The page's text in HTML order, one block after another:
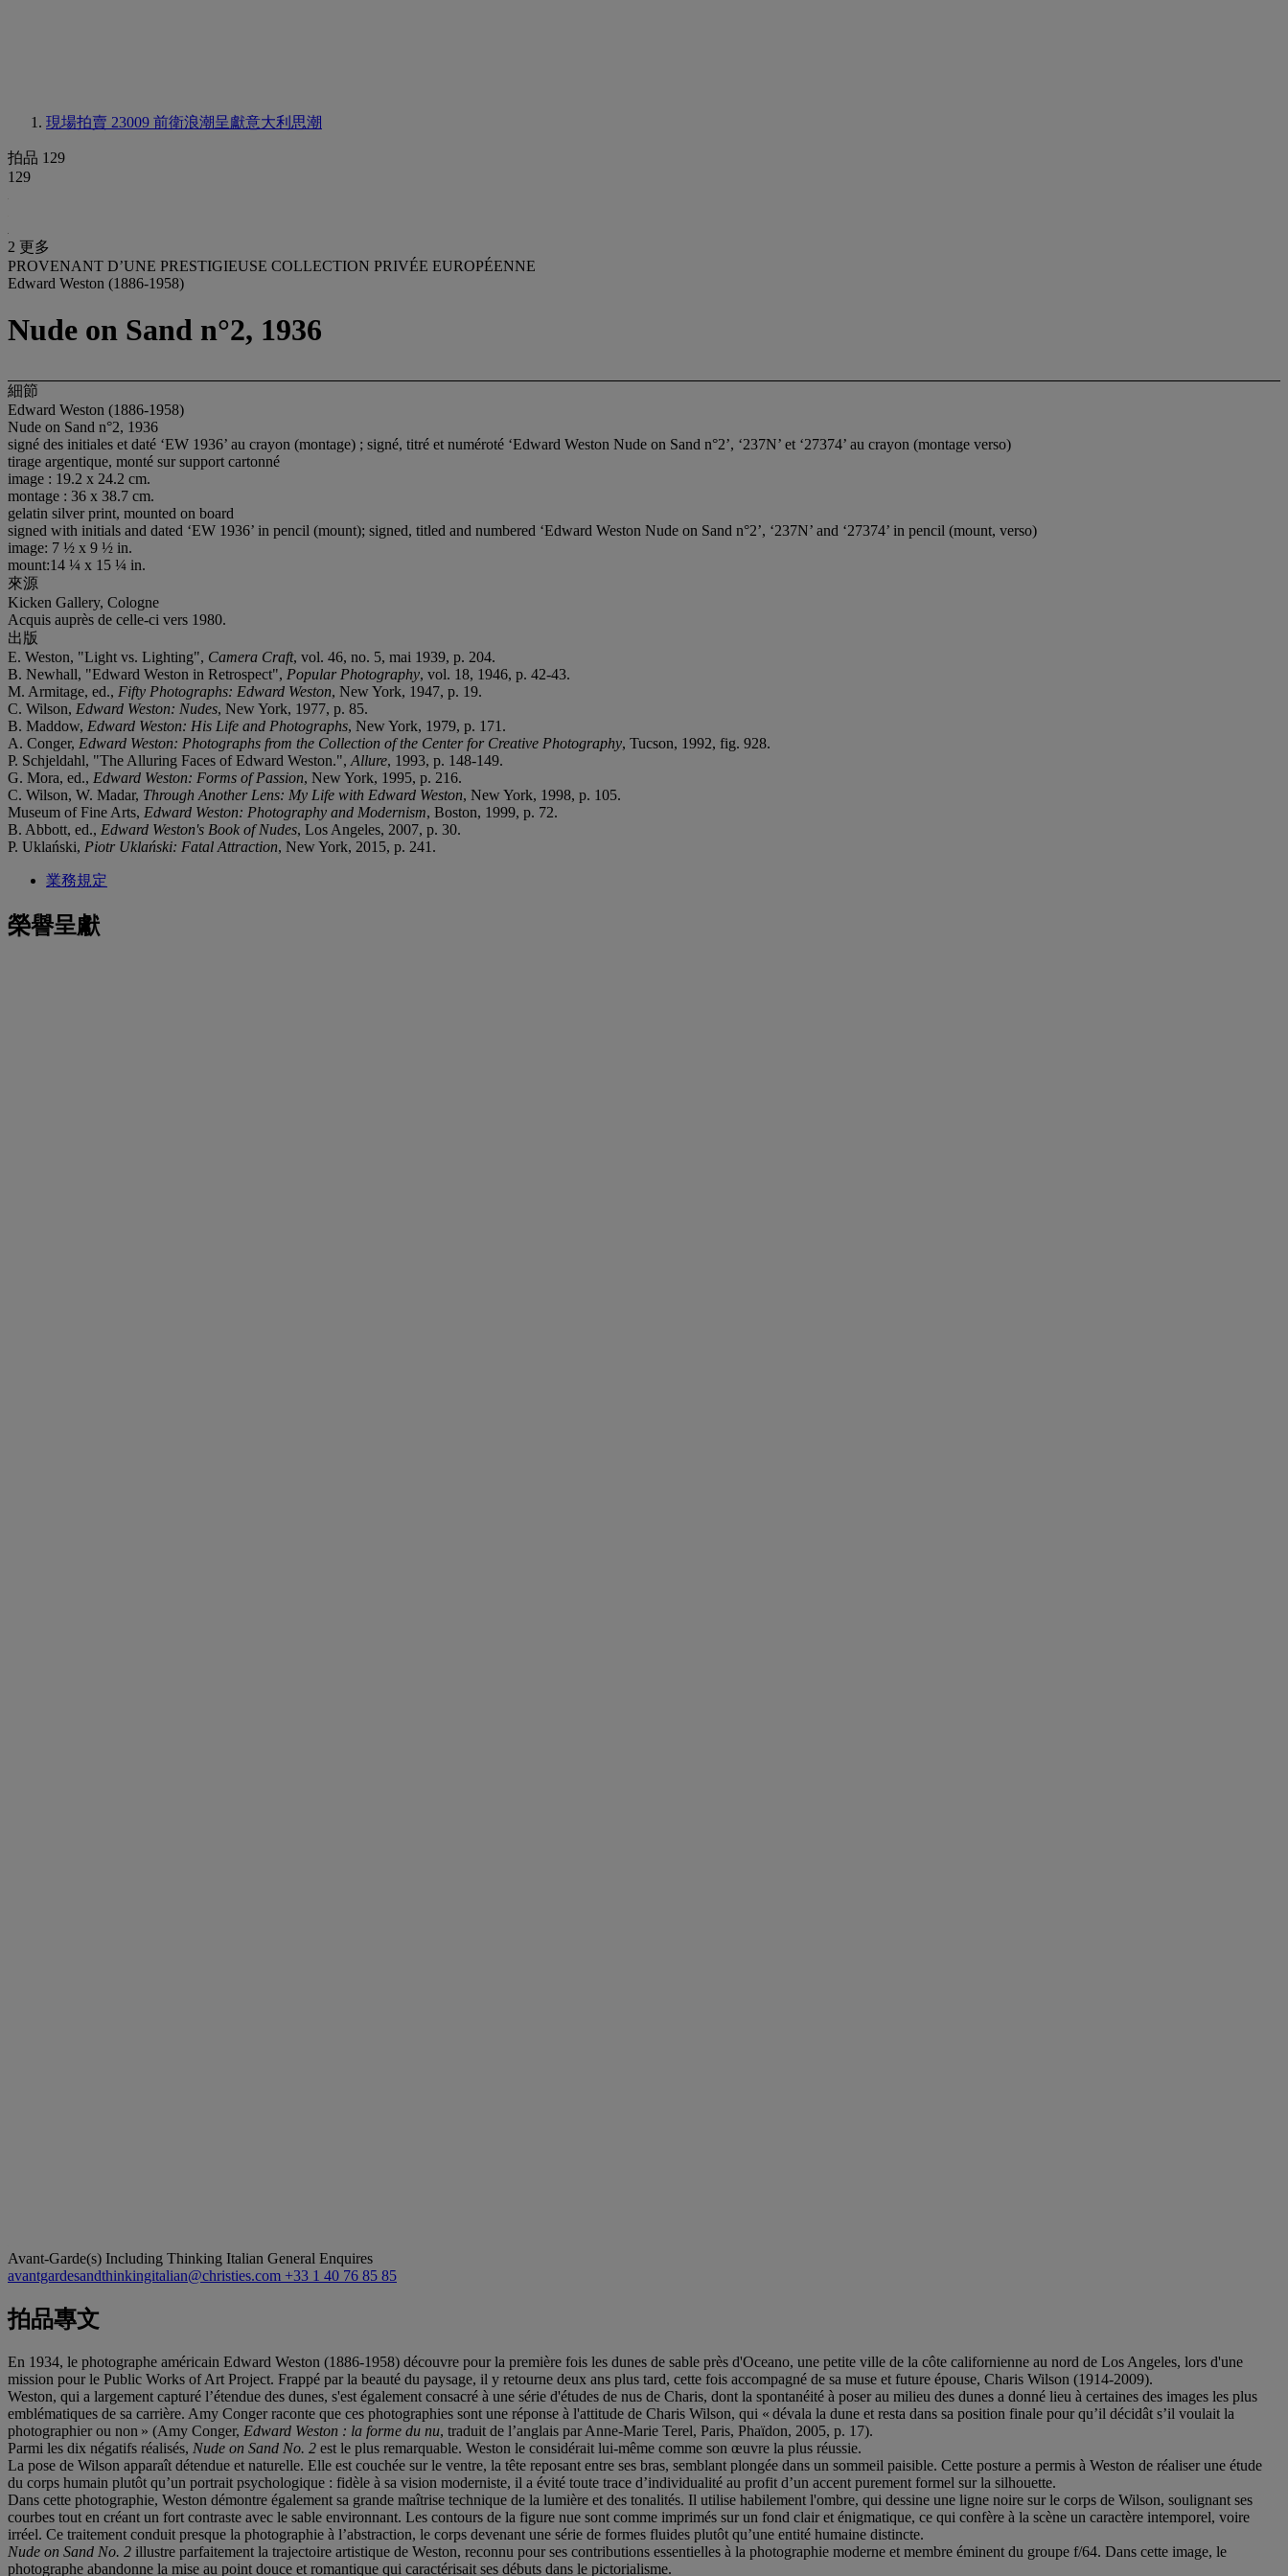
現場拍賣 23009 前衛浪潮呈獻意大利思潮
拍品 129
129
2 更多
PROVENANT D’UNE PRESTIGIEUSE COLLECTION PRIVÉE EUROPÉENNE
Edward Weston (1886-1958)
Nude on Sand n°2, 1936
細節
Edward Weston (1886-1958)
Nude on Sand n°2, 1936
signé des initiales et daté ‘EW 1936’ au crayon (montage) ; signé, titré et numéroté ‘Edward Weston Nude on Sand n°2’, ‘237N’ et ‘27374’ au crayon (montage verso)
tirage argentique, monté sur support cartonné
image : 19.2 x 24.2 cm.
montage : 36 x 38.7 cm.
gelatin silver print, mounted on board
signed with initials and dated ‘EW 1936’ in pencil (mount); signed, titled and numbered ‘Edward Weston Nude on Sand n°2’, ‘237N’ and ‘27374’ in pencil (mount, verso)
image: 7 ½ x 9 ½ in.
mount:14 ¼ x 15 ¼ in.
來源
Kicken Gallery, Cologne
Acquis auprès de celle-ci vers 1980.
出版
E. Weston, "Light vs. Lighting", Camera Craft, vol. 46, no. 5, mai 1939, p. 204.
B. Newhall, "Edward Weston in Retrospect", Popular Photography, vol. 18, 1946, p. 42-43.
M. Armitage, ed., Fifty Photographs: Edward Weston, New York, 1947, p. 19.
C. Wilson, Edward Weston: Nudes, New York, 1977, p. 85.
B. Maddow, Edward Weston: His Life and Photographs, New York, 1979, p. 171.
A. Conger, Edward Weston: Photographs from the Collection of the Center for Creative Photography, Tucson, 1992, fig. 928.
P. Schjeldahl, "The Alluring Faces of Edward Weston.", Allure, 1993, p. 148-149.
G. Mora, ed., Edward Weston: Forms of Passion, New York, 1995, p. 216.
C. Wilson, W. Madar, Through Another Lens: My Life with Edward Weston, New York, 1998, p. 105.
Museum of Fine Arts, Edward Weston: Photography and Modernism, Boston, 1999, p. 72.
B. Abbott, ed., Edward Weston's Book of Nudes, Los Angeles, 2007, p. 30.
P. Uklański, Piotr Uklański: Fatal Attraction, New York, 2015, p. 241.
業務規定
榮譽呈獻
Avant-Garde(s) Including Thinking Italian General Enquires
avantgardesandthinkingitalian@christies.com +33 1 40 76 85 85
拍品專文
En 1934, le photographe américain Edward Weston (1886-1958) découvre pour la première fois les dunes de sable près d'Oceano, une petite ville de la côte californienne au nord de Los Angeles, lors d'une
mission pour le Public Works of Art Project. Frappé par la beauté du paysage, il y retourne deux ans plus tard, cette fois accompagné de sa muse et future épouse, Charis Wilson (1914-2009).
Weston, qui a largement capturé l’étendue des dunes, s'est également consacré à une série d'études de nus de Charis, dont la spontanéité à poser au milieu des dunes a donné lieu à certaines des images les plus
emblématiques de sa carrière. Amy Conger raconte que ces photographies sont une réponse à l'attitude de Charis Wilson, qui « dévala la dune et resta dans sa position finale pour qu’il décidât s’il voulait la
photographier ou non » (Amy Conger, Edward Weston : la forme du nu, traduit de l’anglais par Anne-Marie Terel, Paris, Phaïdon, 2005, p. 17).
Parmi les dix négatifs réalisés, Nude on Sand No. 2 est le plus remarquable. Weston le considérait lui-même comme son œuvre la plus réussie.
La pose de Wilson apparaît détendue et naturelle. Elle est couchée sur le ventre, la tête reposant entre ses bras, semblant plongée dans un sommeil paisible. Cette posture a permis à Weston de réaliser une étude
du corps humain plutôt qu’un portrait psychologique : fidèle à sa vision moderniste, il a évité toute trace d’individualité au profit d’un accent purement formel sur la silhouette.
Dans cette photographie, Weston démontre également sa grande maîtrise technique de la lumière et des tonalités. Il utilise habilement l'ombre, qui dessine une ligne noire sur le corps de Wilson, soulignant ses
courbes tout en créant un fort contraste avec le sable environnant. Les contours de la figure nue sont comme imprimés sur un fond clair et énigmatique, ce qui confère à la scène un caractère intemporel, voire
irréel. Ce traitement conduit presque la photographie à l’abstraction, le corps devenant une série de formes fluides plutôt qu’une entité humaine distincte.
Nude on Sand No. 2 illustre parfaitement la trajectoire artistique de Weston, reconnu pour ses contributions essentielles à la photographie moderne et membre éminent du groupe f/64. Dans cette image, le
photographe abandonne la mise au point douce et romantique qui caractérisait ses débuts dans le pictorialisme.